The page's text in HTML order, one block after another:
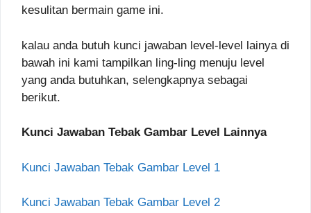
kesulitan bermain game ini.
kalau anda butuh kunci jawaban level-level lainya di
bawah ini kami tampilkan ling-ling menuju level
yang anda butuhkan, selengkapnya sebagai
berikut.
Kunci Jawaban Tebak Gambar Level Lainnya
Kunci Jawaban Tebak Gambar Level 1
Kunci Jawaban Tebak Gambar Level 2